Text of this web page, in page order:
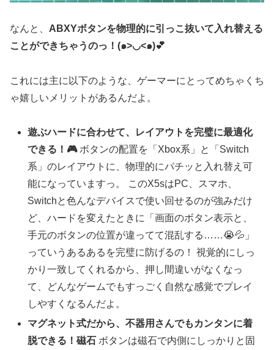
なんと、 ABXYボタンを物理的に引っこ抜いて入れ替える
ことができちゃうのっ！(๑>◡<๑)💕
これには主に以下のような、ゲーマーにとってめちゃくち
ゃ嬉しいメリットがあるんだよ。
遊ぶハードに合わせて、レイアウトを完璧に最適化
できる！🎮ボタンの配置を「Xbox系」と「Switch
系」のレイアウトに、物理的にパチッと入れ替え可
能になっていますっ。 このX5sはPC、スマホ、
Switchと色んなデバイスで使い回せるのが強みだけ
ど、ハードを変えたときに「画面のボタン表示と、
手元のボタンの位置が違ってて混乱する……😭💦」
っていうあるあるを完璧に防げるの！ 視覚的にしっ
かり一致してくれるから、押し間違いがなくなっ
て、どんなゲームでもすっごく自然な感覚でプレイ
しやすくなるんだよ。
マグネット式だから、不器用さんでもカンタンに着
脱できる！磁石 ボタンは磁石で内側にしっかりと固